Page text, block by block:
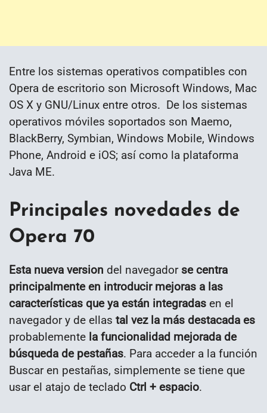
Entre los sistemas operativos compatibles con
Opera de escritorio son Microsoft Windows, Mac
OS X y GNU/Linux entre otros. ​ De los sistemas
operativos móviles soportados son Maemo,
BlackBerry, Symbian, Windows Mobile, Windows
Phone, Android e iOS; así como la plataforma
Java ME.
Principales novedades de
Opera 70
Esta nueva version del navegadorse centra
principalmente en introducir mejoras a las
características que ya están integradas en el
navegador y de ellas tal vez la más destacada es
probablemente la funcionalidad mejorada de
búsqueda de pestañas. Para acceder a la función
Buscar en pestañas, simplemente se tiene que
usar el atajo de teclado Ctrl + espacio.